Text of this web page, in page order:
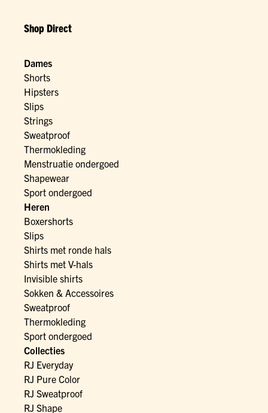
Shop Direct
Dames
Shorts
Hipsters
Slips
Strings
Sweatproof
Thermokleding
Menstruatie ondergoed
Shapewear
Sport ondergoed
Heren
Boxershorts
Slips
Shirts met ronde hals
Shirts met V-hals
Invisible shirts
Sokken & Accessoires
Sweatproof
Thermokleding
Sport ondergoed
Collecties
RJ Everyday
RJ Pure Color
RJ Sweatproof
RJ Shape